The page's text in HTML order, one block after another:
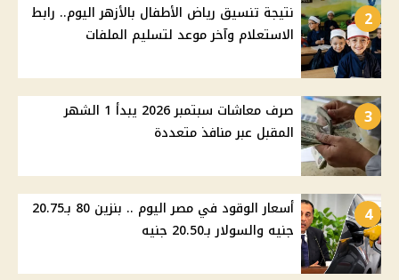
2
نتيجة تنسيق رياض الأطفال بالأزهر اليوم.. رابط
الاستعلام وآخر موعد لتسليم الملفات
3
صرف معاشات سبتمبر 2026 يبدأ 1 الشهر
المقبل عبر منافذ متعددة
4
أسعار الوقود في مصر اليوم .. بنزين 80 بـ20.75
جنيه والسولار بـ20.50 جنيه